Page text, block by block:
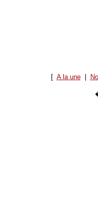
[ A la une|